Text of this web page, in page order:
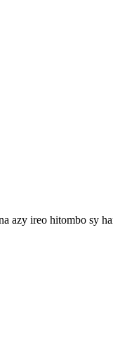
azy ireo hitombo sy